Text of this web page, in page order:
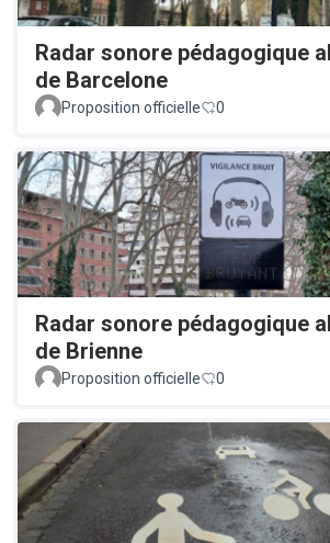
Radar sonore pédagogique
de Barcelone
Proposition officielle 0
Radar sonore pédagogique
de Brienne
Proposition officielle 0